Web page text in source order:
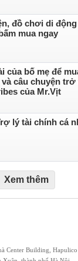
đồ chơi di
mua ngay
của bố mẹ để
câu chuyện
của Mr.Vịt
lý tài chính cá
Xem thêm
Center Building,